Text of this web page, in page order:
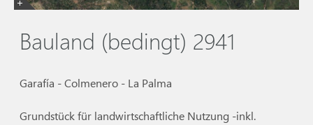
Bauland (bedingt) 2941
Garafía - Colmenero - La Palma
Grundstück für landwirtschaftliche Nutzung -inkl.